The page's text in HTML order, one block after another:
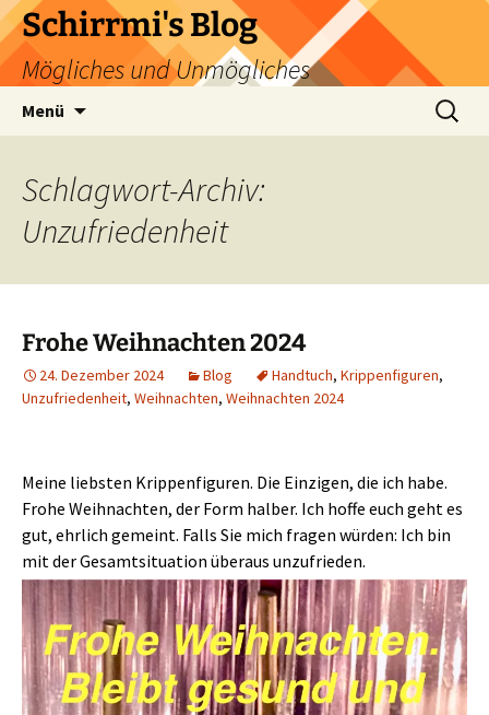
Zum
Inhalt
springen
Schirrmi's Blog
Mögliches und Unmögliches
Menü
Suchen
nach:
Schlagwort-Archiv:
Unzufriedenheit
Frohe Weihnachten 2024
24. Dezember 2024 Blog Handtuch, Krippenfiguren,
Unzufriedenheit, Weihnachten, Weihnachten 2024
Meine liebsten Krippenfiguren. Die Einzigen, die ich habe.
Frohe Weihnachten, der Form halber. Ich hoffe euch geht es
gut, ehrlich gemeint. Falls Sie mich fragen würden: Ich bin
mit der Gesamtsituation überaus unzufrieden.